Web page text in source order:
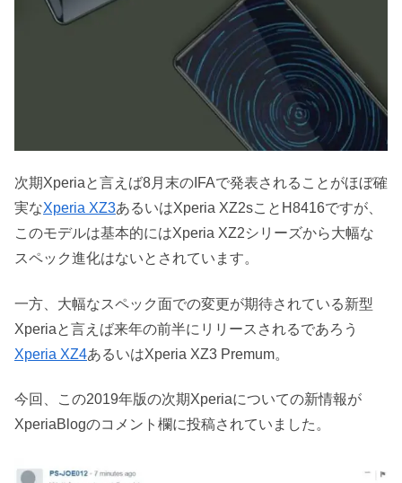
次期Xperiaと言えば8月末のIFAで発表されることがほぼ確
実なXperia XZ3あるいはXperia XZ2sことH8416ですが、
このモデルは基本的にはXperia XZ2シリーズから大幅な
スペック進化はないとされています。
一方、大幅なスペック面での変更が期待されている新型
Xperiaと言えば来年の前半にリリースされるであろう
Xperia XZ4あるいはXperia XZ3 Premum。
今回、この2019年版の次期Xperiaについての新情報が
XperiaBlogのコメント欄に投稿されていました。